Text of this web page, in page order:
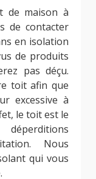
de maison à
de contacter
en isolation
de produits
pas déçu.
toit afin que
excessive à
le toit est le
Nous
qui vous